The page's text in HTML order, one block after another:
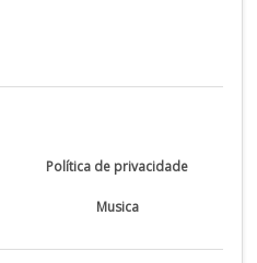
Política de privacidade
Musica